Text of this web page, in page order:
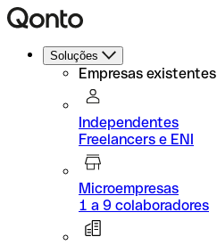
Soluções
Empresas existentes
Independentes
Freelancers e ENI
Microempresas
1 a 9 colaboradores